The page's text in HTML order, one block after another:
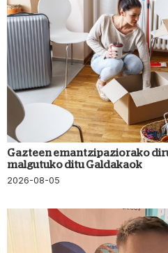
Gazteen emantzipaziorako
malgutuko ditu Galdakaok
2026-08-05